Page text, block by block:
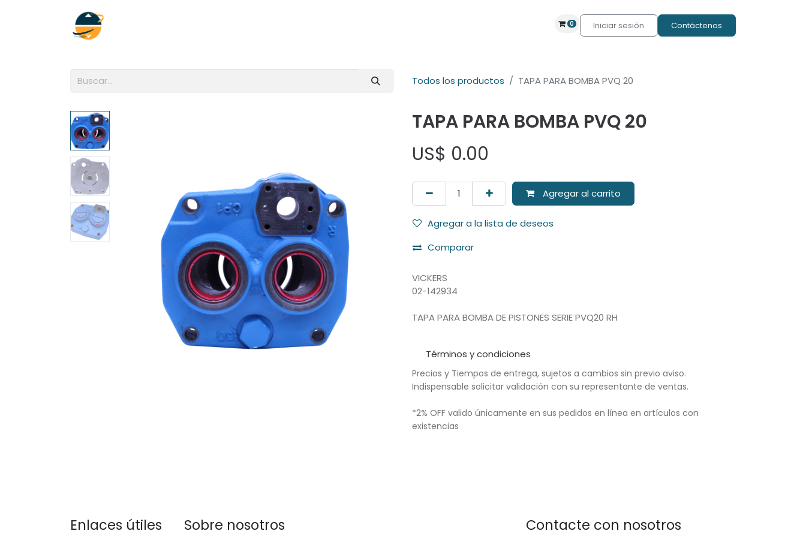
0 Iniciar sesión Contáctenos
Todos los productos TAPA PARA BOMBA PVQ 20
TAPA PARA BOMBA PVQ 20
US$ 0.00
Agregar al carrito
Agregar a la lista de deseos
Comparar
VICKERS
02-142934
TAPA PARA BOMBA DE PISTONES SERIE PVQ20 RH
Términos y condiciones
Precios y Tiempos de entrega, sujetos a cambios sin previo aviso.
Indispensable solicitar validación con su representante de ventas.
*2% OFF valido únicamente en sus pedidos en línea en artículos con
existencias
Enlaces útiles Sobre nosotros Contacte con nosotros